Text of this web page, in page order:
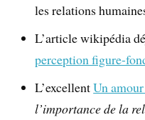
les relations
L’article wikipédia
perception figure-
L’excellentUn
l’importance de la